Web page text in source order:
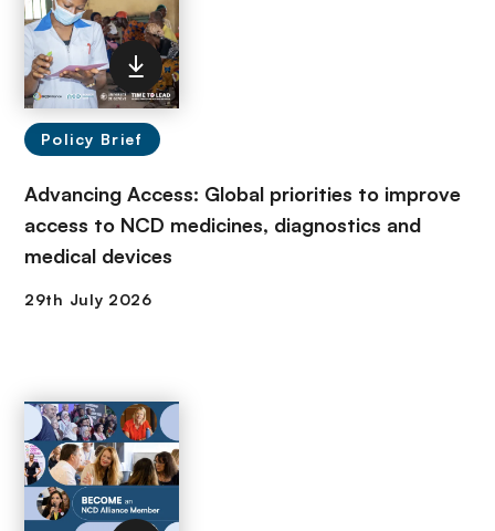
Policy Brief
Advancing Access: Global priorities to improve
access to NCD medicines, diagnostics and
medical devices